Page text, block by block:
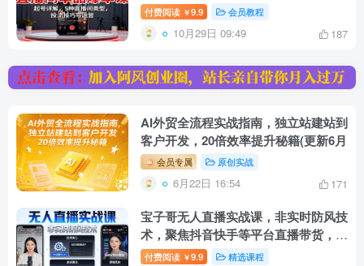
付费阅读 ￥9.9 会员教程
10月29日 09:49 187
AI外贸全流程实战指南，独立站建站到
客户开发，20倍效率提升秘籍(更新6月
会员专属 原创实战
6月22日 16:54 171
宝子哥无人直播实战课，非实时防风技
术，聚焦抖音快手等平台直播带货，轻
松开启直播变现之路(更新2026年5月
付费阅读 ￥9.9 精选课程